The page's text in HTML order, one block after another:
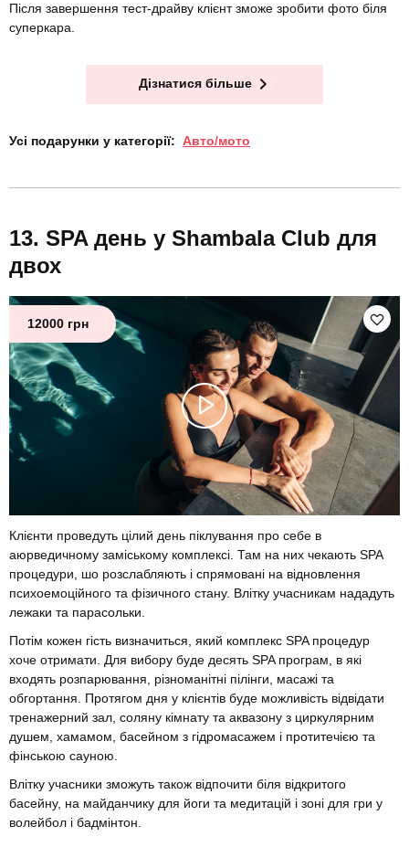
Після завершення тест-драйву клієнт зможе зробити фото біля
суперкара.
Дізнатися більше
Усі подарунки у категорії: Авто/мото
SPA день у Shambala Club для
двох
12000 грн
Клієнти проведуть цілий день піклування про себе в
аюрведичному заміському комплексі. Там на них чекають SPA
процедури, шо розслабляють і спрямовані на відновлення
психоемоційного та фізичного стану. Влітку учасникам нададуть
лежаки та парасольки.
Потім кожен гість визначиться, який комплекс SPA процедур
хоче отримати. Для вибору буде десять SPA програм, в які
входять розпарювання, різноманітні пілінги, масажі та
обгортання. Протягом дня у клієнтів буде можливість відвідати
тренажерний зал, соляну кімнату та аквазону з циркулярним
душем, хамамом, басейном з гідромасажем і протитечією та
фінською сауною.
Влітку учасники зможуть також відпочити біля відкритого
басейну, на майданчику для йоги та медитацій і зоні для гри у
волейбол і бадмінтон.